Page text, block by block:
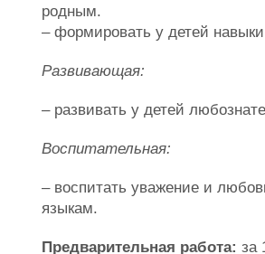
родным.
– формировать у детей
Развивающая:
– развивать у детей
Воспитательная:
– воспитать уважение и
языкам.
Предварительная работа: за